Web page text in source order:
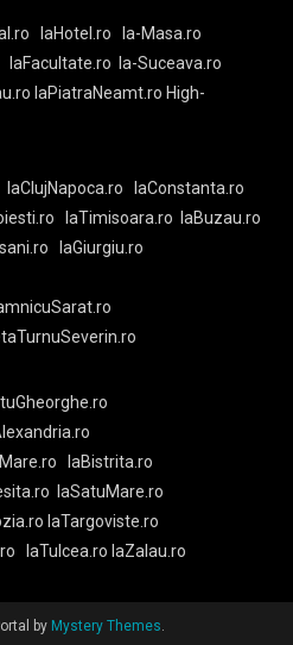
laHotel.ro
la-Masa.ro
laFacultate.ro
la-Suceava.ro
laPiatraNeamt.ro High-
laClujNapoca.ro
laConstanta.ro
laTimisoara.ro
laBuzau.ro
laGiurgiu.ro
laBistrita.ro
laSatuMare.ro
laTargoviste.ro
laTulcea.ro laZalau.ro
by Mystery Themes.